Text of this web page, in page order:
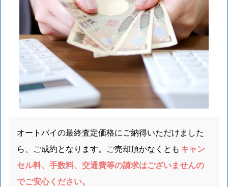
オートバイの最終査定価格にご納得いただけました
ら、ご成約となります。ご売却頂かなくとも キャン
セル料、手数料、交通費等の請求はございませんの
でご安心ください。